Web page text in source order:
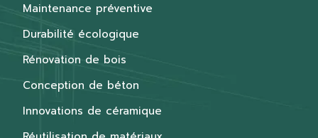
Maintenance préventive
Durabilité écologique
Rénovation de bois
Conception de béton
Innovations de céramique